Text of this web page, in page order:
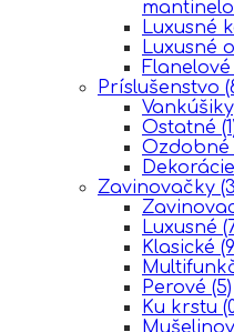
Luxusné
Luxusné
Príslušenstvo
Ostatné
Ozdobné
Dekorácie
Zavinovačky
Luxusné
Klasické
Perové (5)
Ku krstu